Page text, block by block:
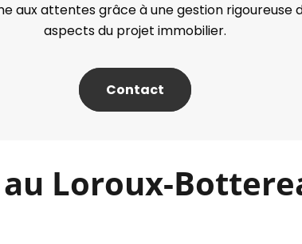
aux attentes grâce à une gestion
aspects du projet immobilier.
Contact
Loroux-